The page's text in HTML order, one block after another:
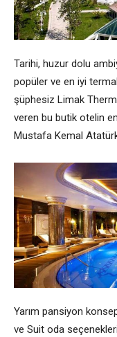
Tarihi, huzur dolu
popüler ve en iyi
şüphesiz Limak
veren bu butik otelin
Mustafa Kemal
Yarım pansiyon
ve Suit oda